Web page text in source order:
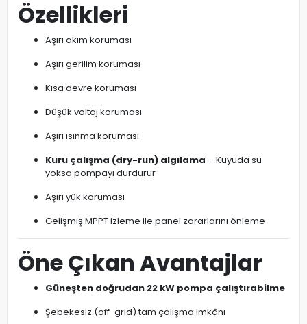
Özellikleri
Aşırı akım koruması
Aşırı gerilim koruması
Kısa devre koruması
Düşük voltaj koruması
Aşırı ısınma koruması
Kuru çalışma (dry-run) algılama – Kuyuda su
yoksa pompayı durdurur
Aşırı yük koruması
Gelişmiş MPPT izleme ile panel zararlarını önleme
Öne Çıkan Avantajlar
Güneşten doğrudan 22 kW pompa çalıştırabilme
Şebekesiz (off-grid) tam çalışma imkânı